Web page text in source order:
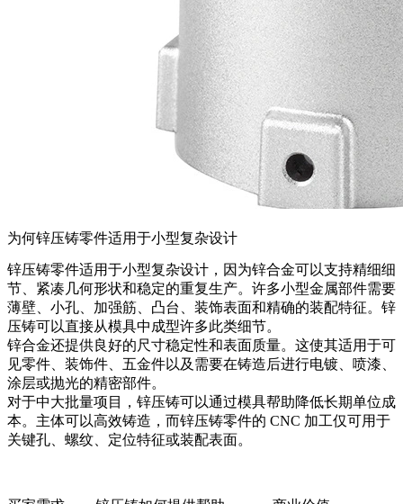
为何锌压铸零件适用于小型复杂设计
锌压铸零件适用于小型复杂设计，因为锌合金可以支持精细细
节、紧凑几何形状和稳定的重复生产。许多小型金属部件需要
薄壁、小孔、加强筋、凸台、装饰表面和精确的装配特征。锌
压铸可以直接从模具中成型许多此类细节。
锌合金还提供良好的尺寸稳定性和表面质量。这使其适用于可
见零件、装饰件、五金件以及需要在铸造后进行电镀、喷漆、
涂层或抛光的精密部件。
对于中大批量项目，锌压铸可以通过模具帮助降低长期单位成
本。主体可以高效铸造，而锌压铸零件的 CNC 加工仅可用于
关键孔、螺纹、定位特征或装配表面。